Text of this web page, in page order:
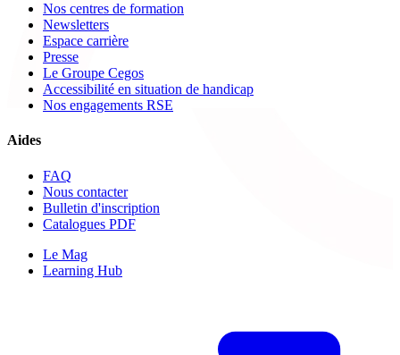
Nos centres de formation
Newsletters
Espace carrière
Presse
Le Groupe Cegos
Accessibilité en situation de handicap
Nos engagements RSE
Aides
FAQ
Nous contacter
Bulletin d'inscription
Catalogues PDF
Le Mag
Learning Hub